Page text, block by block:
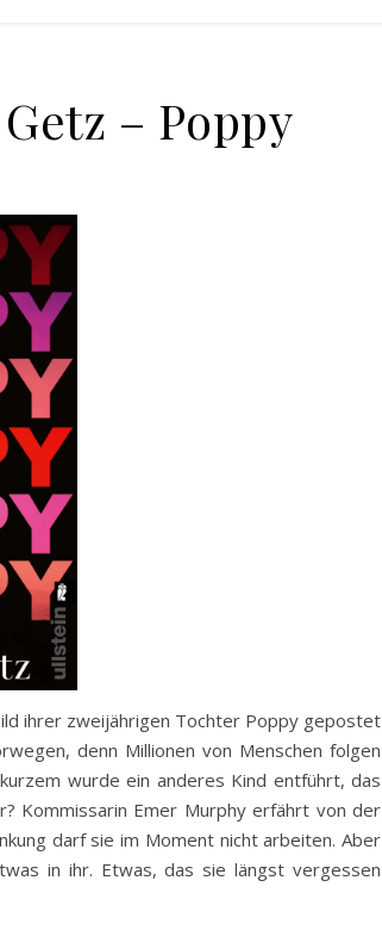
– Poppy
ihrer zweijährigen Tochter Poppy gepostet
denn Millionen von Menschen folgen
wurde ein anderes Kind entführt, das
Kommissarin Emer Murphy erfährt von der
darf sie im Moment nicht arbeiten. Aber
in ihr. Etwas, das sie längst vergessen